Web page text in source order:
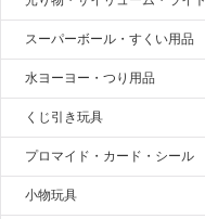
スーパーボール・すくい用品
水ヨーヨー・つり用品
くじ引き玩具
プロマイド・カード・シール
小物玩具